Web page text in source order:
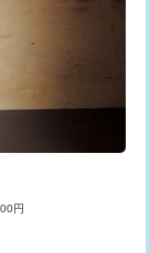
円~
円
円
円
円
円